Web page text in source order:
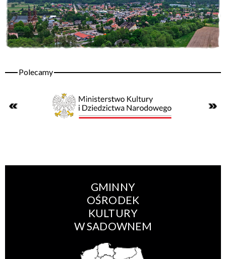
GMINNY
OŚRODEK
KULTURY
W SADOWNEM